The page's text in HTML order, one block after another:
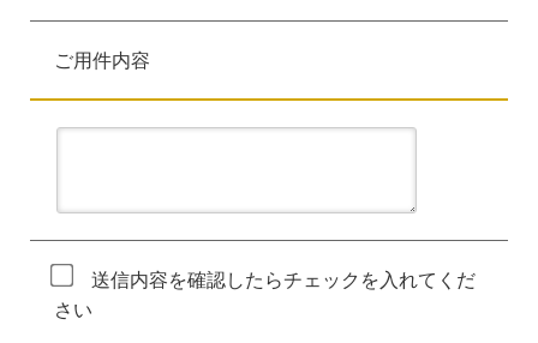
ご用件内容
送信内容を確認したらチェックを入れてくだ
さい